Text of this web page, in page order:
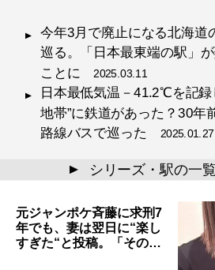
今年3月で廃止になる北海道
巡る。「日本最東端の駅」
ことに
2025.03.11
日本最低気温－41.2℃を記録
地帯”に鉄道があった？30年
路線バスで巡った 2025.01.27
▲ シリーズ・駅の一
元ジャンポケ斉藤に求刑7
年でも、妻は翌日に“楽し
すぎた“と投稿。「その…